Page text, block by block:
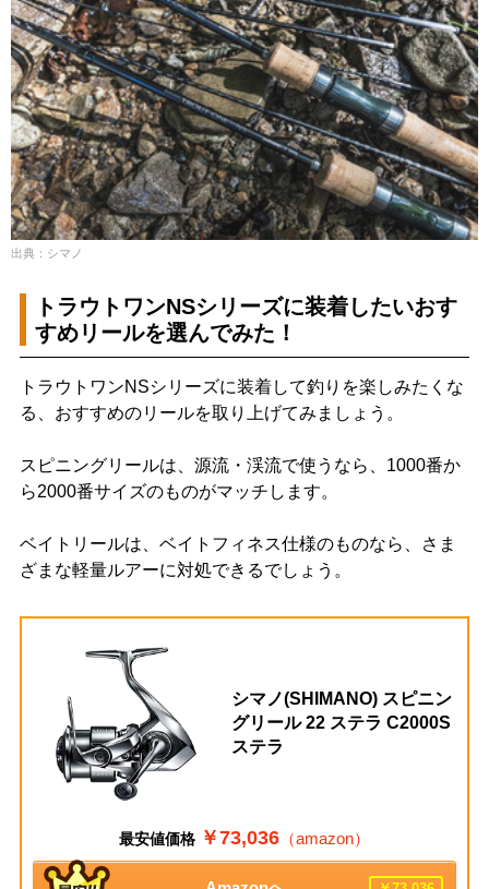
出典：シマノ
トラウトワンNSシリーズに装着したいおす
すめリールを選んでみた！
トラウトワンNSシリーズに装着して釣りを楽しみたくな
る、おすすめのリールを取り上げてみましょう。
スピニングリールは、源流・渓流で使うなら、1000番か
ら2000番サイズのものがマッチします。
ベイトリールは、ベイトフィネス仕様のものなら、さま
ざまな軽量ルアーに対処できるでしょう。
シマノ(SHIMANO) スピニン
グリール 22 ステラ C2000S
ステラ
最安値価格 ￥73,036 （amazon）